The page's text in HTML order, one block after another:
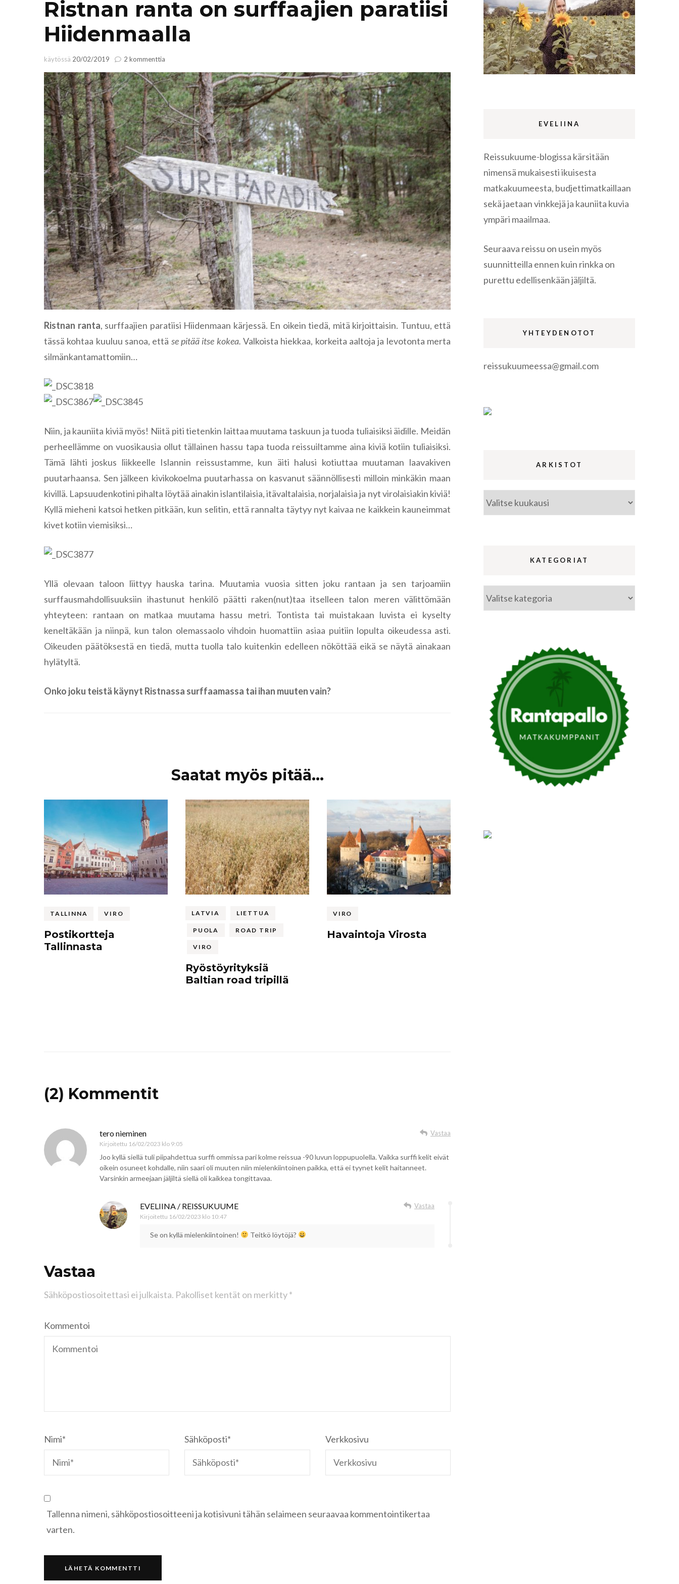
Kaukasia
Alanya
Uzbekistan
Kyzylkum
Samarkand
Hollanti
Edinburgh
Italia
Venetsia
Itävalta
Kreikka
Kreeta
Rethymnon
Kroatia
Kypros
Ayia Napa
Famagusta
Latvia
Riika
Liettua
Klaipėda
Nida
Norja
Leknes
Lyngen
Portugali
Sintra
Puola
Gdansk
Slovenia
Bled
Tanska
Kööpenhamina
Kutná Hora
Unkari
Kopli
Tallinna
Sermermiut
Lappi
luontopolku
vaellus
Ristnan ranta on surffaajien paratiisi
Hiidenmaalla
käytössä 20/02/2019 2 kommenttia
ranta
on
surffaajien
paratiisi
Hiidenmaalla
Ristnan ranta, surffaajien paratiisi Hiidenmaan kärjessä. En oikein tiedä, mitä kirjoittaisin. Tuntuu, että
tässä kohtaa kuuluu sanoa, että se pitää itse kokea. Valkoista hiekkaa, korkeita aaltoja ja levotonta merta
silmänkantamattomiin…
Niin, ja kauniita kiviä myös! Niitä piti tietenkin laittaa muutama taskuun ja tuoda tuliaisiksi äidille. Meidän
perheellämme on vuosikausia ollut tällainen hassu tapa tuoda reissuiltamme aina kiviä kotiin tuliaisiksi.
Tämä lähti joskus liikkeelle Islannin reissustamme, kun äiti halusi kotiuttaa muutaman laavakiven
puutarhaansa. Sen jälkeen kivikokoelma puutarhassa on kasvanut säännöllisesti milloin minkäkin maan
kivillä. Lapsuudenkotini pihalta löytää ainakin islantilaisia, itävaltalaisia, norjalaisia ja nyt virolaisiakin kiviä!
Kyllä mieheni katsoi hetken pitkään, kun selitin, että rannalta täytyy nyt kaivaa ne kaikkein kauneimmat
kivet kotiin viemisiksi…
Yllä olevaan taloon liittyy hauska tarina. Muutamia vuosia sitten joku rantaan ja sen tarjoamiin
surffausmahdollisuuksiin ihastunut henkilö päätti raken(nut)taa itselleen talon meren välittömään
yhteyteen: rantaan on matkaa muutama hassu metri. Tontista tai muistakaan luvista ei kyselty
keneltäkään ja niinpä, kun talon olemassaolo vihdoin huomattiin asiaa puitiin lopulta oikeudessa asti.
Oikeuden päätöksestä en tiedä, mutta tuolla talo kuitenkin edelleen nököttää eikä se näytä ainakaan
hylätyltä.
Onko joku teistä käynyt Ristnassa surffaamassa tai ihan muuten vain?
Saatat myös pitää...
TALLINNA VIRO
Postikortteja
Tallinnasta
LATVIA LIETTUA
PUOLA ROAD TRIP
VIRO
Ryöstöyrityksiä
Baltian road tripillä
VIRO
Havaintoja Virosta
(2) Kommentit
tero nieminen
Kirjoitettu 16/02/2023 klo 9:05
Vastaa
Joo kyllä siellä tuli piipahdettua surffi ommissa pari kolme reissua -90 luvun loppupuolella. Vaikka surffi kelit eivät
oikein osuneet kohdalle, niin saari oli muuten niin mielenkiintoinen paikka, että ei tyynet kelit haitanneet.
Varsinkin armeejaan jäljiltä siellä oli kaikkea tongittavaa.
EVELIINA / REISSUKUUME
Kirjoitettu 16/02/2023 klo 10:47
Vastaa
Se on kyllä mielenkiintoinen! Teitkö löytöjä?
Vastaa
Sähköpostiosoitettasi ei julkaista. Pakolliset kentät on merkitty*
Kommentoi
Nimi* Sähköposti* Verkkosivu
Tallenna nimeni, sähköpostiosoitteeni ja kotisivuni tähän selaimeen seuraavaa kommentointikertaa
varten.
EVELIINA
Reissukuume-blogissa kärsitään
nimensä mukaisesti ikuisesta
matkakuumeesta, budjettimatkaillaan
sekä jaetaan vinkkejä ja kauniita kuvia
ympäri maailmaa.
Seuraava reissu on usein myös
suunnitteilla ennen kuin rinkka on
purettu edellisenkään jäljiltä.
YHTEYDENOTOT
reissukuumeessa@gmail.com
ARKISTOT
Arkistot
KATEGORIAT
Kategoriat